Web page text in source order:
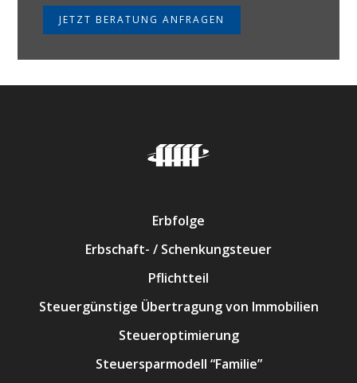
JETZT BERATUNG ANFRAGEN
Erbfolge
Erbschaft- / Schenkungsteuer
Pflichtteil
Steuergünstige Übertragung von Immobilien
Steueroptimierung
Steuersparmodell “Familie”